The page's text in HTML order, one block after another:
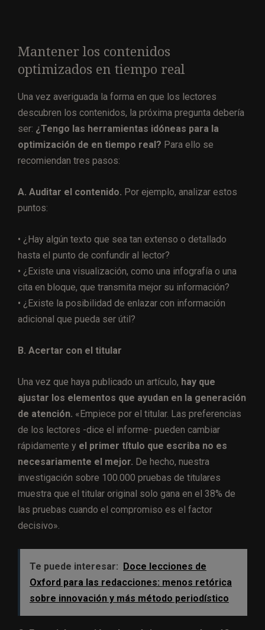
Mantener los contenidos
optimizados en tiempo real
Una vez averiguada la forma en que los lectores
descubren los contenidos, la próxima pregunta debería
ser: ¿Tengo las herramientas idóneas para la
optimización de en tiempo real? Para ello se
recomiendan tres pasos:
A. Auditar el contenido. Por ejemplo, analizar estos
puntos:
• ¿Hay algún texto que sea tan extenso o detallado
hasta el punto de confundir al lector?
• ¿Existe una visualización, como una infografía o una
cita en bloque, que transmita mejor su información?
• ¿Existe la posibilidad de enlazar con información
adicional que pueda ser útil?
B. Acertar con el titular
Una vez que haya publicado un artículo, hay que
ajustar los elementos que ayudan en la generación
de atención. «Empiece por el titular. Las preferencias
de los lectores -dice el informe- pueden cambiar
rápidamente y el primer título que escriba no es
necesariamente el mejor. De hecho, nuestra
investigación sobre 100.000 pruebas de titulares
muestra que el titular original solo gana en el 38% de
las pruebas cuando el compromiso es el factor
decisivo».
Te puede interesar:
Doce lecciones de
Oxford para las redacciones: menos retórica
sobre innovación y más método periodístico